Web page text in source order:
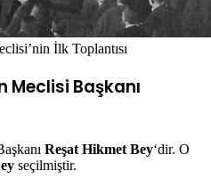
İlk Toplantısı
Meclisi Başkanı
Reşat Hikmet Bey‘dir. O
seçilmiştir.